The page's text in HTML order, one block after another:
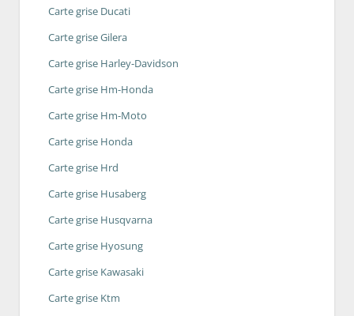
Carte grise Ducati
Carte grise Gilera
Carte grise Harley-Davidson
Carte grise Hm-Honda
Carte grise Hm-Moto
Carte grise Honda
Carte grise Hrd
Carte grise Husaberg
Carte grise Husqvarna
Carte grise Hyosung
Carte grise Kawasaki
Carte grise Ktm